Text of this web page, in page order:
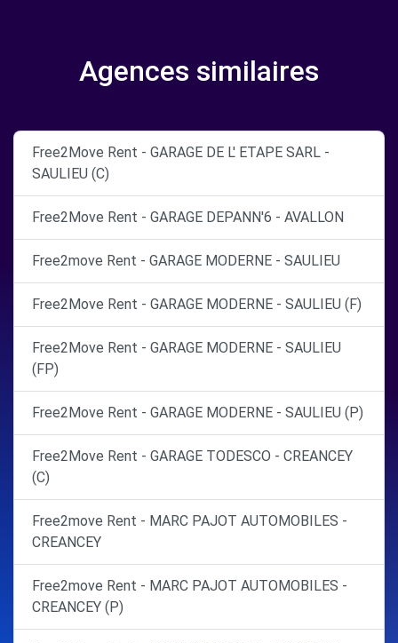
Agences similaires
Free2Move Rent - GARAGE DE L' ETAPE SARL -
SAULIEU (C)
Free2Move Rent - GARAGE DEPANN'6 - AVALLON
Free2move Rent - GARAGE MODERNE - SAULIEU
Free2Move Rent - GARAGE MODERNE - SAULIEU (F)
Free2Move Rent - GARAGE MODERNE - SAULIEU
(FP)
Free2Move Rent - GARAGE MODERNE - SAULIEU (P)
Free2Move Rent - GARAGE TODESCO - CREANCEY
(C)
Free2move Rent - MARC PAJOT AUTOMOBILES -
CREANCEY
Free2move Rent - MARC PAJOT AUTOMOBILES -
CREANCEY (P)